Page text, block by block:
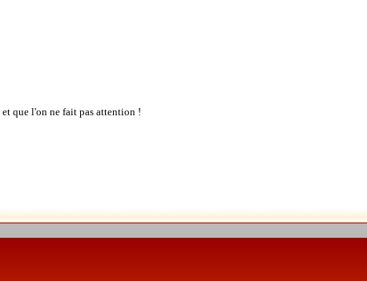
que l'on ne fait pas attention !